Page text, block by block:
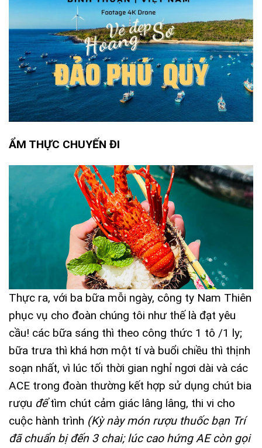
ẨM THỰC CHUYẾN ĐI
Thực ra, với ba bữa mỗi ngày, công ty Nam Thiên
phục vụ cho đoàn chúng tôi như thế là đạt yêu
cầu! các bữa sáng thì theo công thức 1 tô /1 ly;
bữa trưa thì khá hơn một tí và buổi chiều thì thịnh
soạn nhất, vì lúc tối thời gian nghỉ ngơi dài và các
ACE trong đoàn thường kết hợp sử dụng chút bia
rượu đểtìm chút cảm giác lâng lâng, thi vi cho
cuộc hành trình (Kỳ này món rượu thuốc bạn Trí
đã chuẩn bị đến 3 chai; lúc cao hứng AE còn gọi